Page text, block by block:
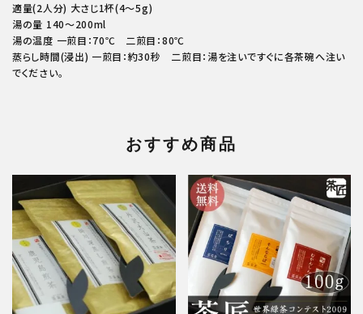
適量(2人分) 大さじ1杯(4～5g)
湯の量 140～200ml
湯の温度 一煎目：70℃ 二煎目：80℃
蒸らし時間(浸出) 一煎目：約30秒 二煎目：湯を注いですぐに各茶碗へ注い
でください。
おすすめ商品